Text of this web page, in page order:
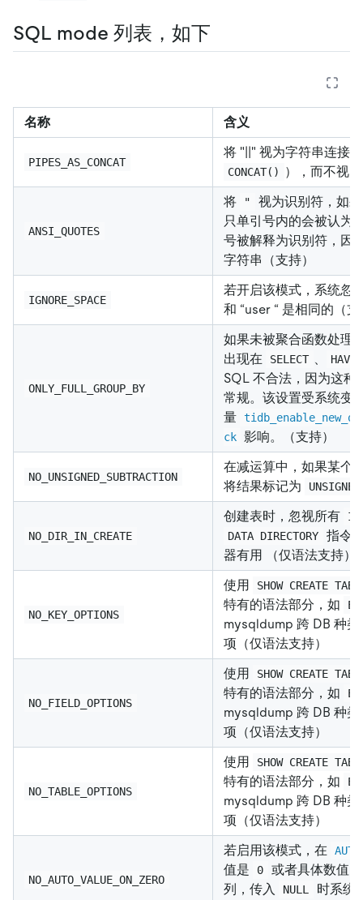
SQL mode 列表，如下
名称 含义
PIPES_AS_CONCAT
将 "||" 视为字符串连接
CONCAT() ），而不视
ANSI_QUOTES
将 "
视为识别符，如
只单引号内的会被认为
号被解释为识别符，因
字符串（支持）
IGNORE_SPACE
若开启该模式，系统忽
和 “user “ 是相同的（
ONLY_FULL_GROUP_BY
如果未被聚合函数处理
出现在
SELECT 、
SQL 不合法，因为这种
常规。该设置受系统变
量
ck 影响。（支持）
NO_UNSIGNED_SUBTRACTION
在减运算中，如果某个
将结果标记为
UNSIGNED
NO_DIR_IN_CREATE
创建表时，忽视所有
DATA DIRECTORY
指令
器有用 （仅语法支持）
NO_KEY_OPTIONS
使用 SHOW CREATE
特有的语法部分，如
mysqldump 跨 DB 种
项（仅语法支持）
NO_FIELD_OPTIONS
使用 SHOW CREATE
特有的语法部分，如
mysqldump 跨 DB 种
项（仅语法支持）
NO_TABLE_OPTIONS
使用 SHOW CREATE
特有的语法部分，如
mysqldump 跨 DB 种
项（仅语法支持）
NO_AUTO_VALUE_ON_ZERO
若启用该模式，在
值是 0
或者具体数值
列，传入
NULL 时系统